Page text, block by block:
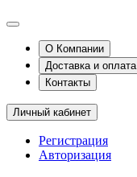
О Компании
Доставка и оплата
Контакты
Личный кабинет
Регистрация
Авторизация